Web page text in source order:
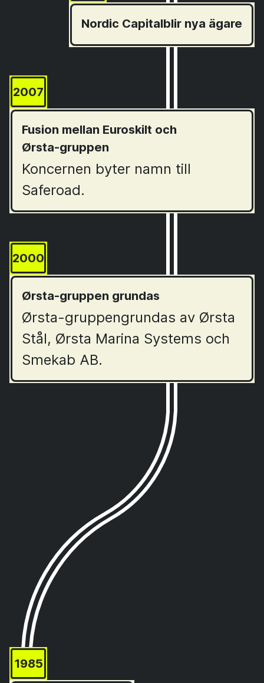
Nordic Capitalblir nya ägare
2007
Fusion mellan Euroskilt och
Ørsta‑gruppen
Koncernen byter namn till
Saferoad.
2000
Ørsta-gruppen grundas
Ørsta-gruppengrundas av Ørsta
Stål, Ørsta Marina Systems och
Smekab AB.
1985